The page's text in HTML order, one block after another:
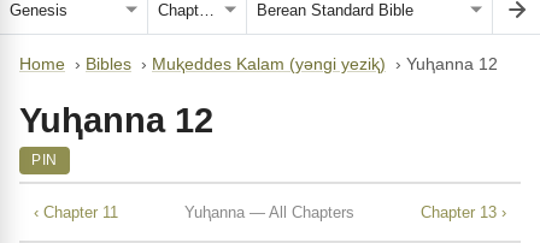
Home › Bibles › Muⱪeddes Kalam (yǝngi yeziⱪ) › Yuⱨanna 12
Yuⱨanna 12
PIN
‹ Chapter 11 Yuⱨanna — All Chapters Chapter 13 ›